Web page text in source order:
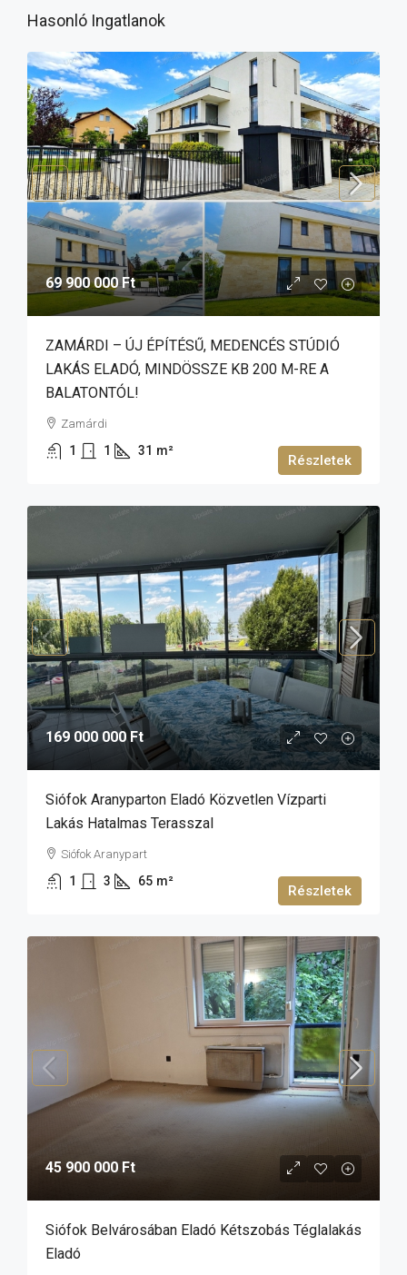
Hasonló Ingatlanok
69 900 000 Ft
ZAMÁRDI – ÚJ ÉPÍTÉSŰ, MEDENCÉS STÚDIÓ
LAKÁS ELADÓ, MINDÖSSZE KB 200 M-RE A
BALATONTÓL!
Zamárdi
1 1 31 m²
Részletek
169 000 000 Ft
Siófok Aranyparton Eladó Közvetlen Vízparti
Lakás Hatalmas Terasszal
Siófok Aranypart
1 3 65 m²
Részletek
45 900 000 Ft
Siófok Belvárosában Eladó Kétszobás Téglalakás
Eladó